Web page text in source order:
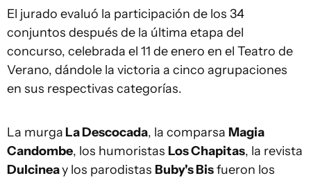
El jurado evaluó la participación de los 34
conjuntos después de la última etapa del
concurso, celebrada el 11 de enero en el Teatro de
Verano, dándole la victoria a cinco agrupaciones
en sus respectivas categorías.
La murga La Descocada, la comparsa Magia
Candombe, los humoristas Los Chapitas, la revista
Dulcineay los parodistas Buby's Bisfueron los